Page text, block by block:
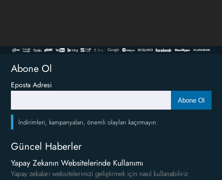
Abone Ol
Eposta Adresi
Abone Ol
İndirimleri, kampanyaları, önemli olayları kaçırmayın.
Güncel Haberler
Yapay Zekanın Websitelerinde Kullanımı
Yapay zekaları websitelerimizi geliştirmek için nasıl kullanabiliriz